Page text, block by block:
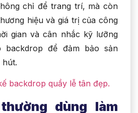
chỉ để trang trí, mà còn
hiệu và giá trị của công
gian và cân nhắc kỹ lưỡng
backdrop để đảm bảo sản
hút.
backdrop quầy lễ tân đẹp.
dùng làm